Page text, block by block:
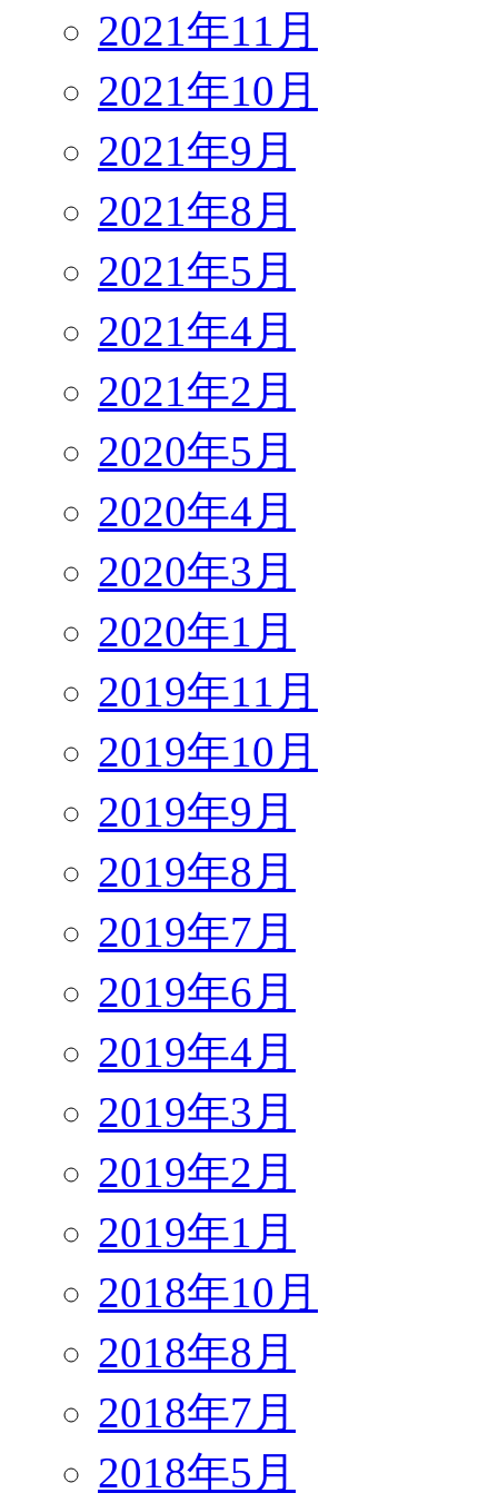
2021年11月
2021年10月
2021年9月
2021年8月
2021年5月
2021年4月
2021年2月
2020年5月
2020年4月
2020年3月
2020年1月
2019年11月
2019年10月
2019年9月
2019年8月
2019年7月
2019年6月
2019年4月
2019年3月
2019年2月
2019年1月
2018年10月
2018年8月
2018年7月
2018年5月